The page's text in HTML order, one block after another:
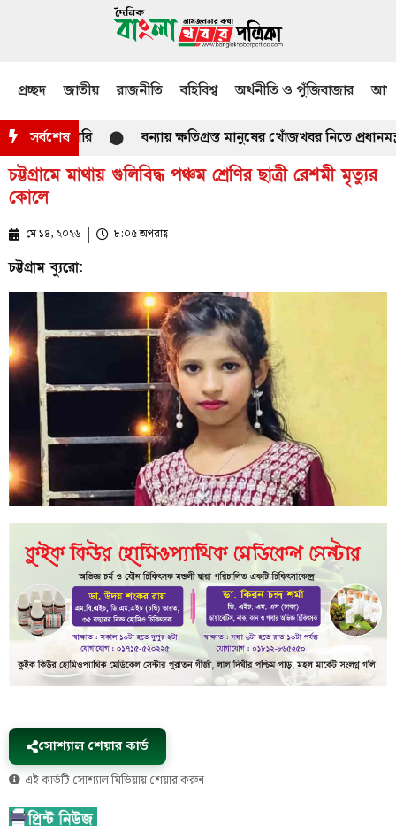
প্রচ্ছদ জাতীয় রাজনীতি বহিবিশ্ব অর্থনীতি ও পুঁজিবাজার
সর্বশেষ বন্যায় ক্ষতিগ্রস্ত মানুষের খোঁজখবর নিতে
চট্টগ্রামে মাথায় গুলিবিদ্ধ পঞ্চম শ্রেণির ছাত্রী রেশমী মৃত্যুর
কোলে
মে ১৪, ২০২৬ ৮:০৫ অপরাহ্ণ
চট্টগ্রাম ব্যুরো:
সোশ্যাল শেয়ার কার্ড
এই কার্ডটি সোশ্যাল মিডিয়ায় শেয়ার করুন